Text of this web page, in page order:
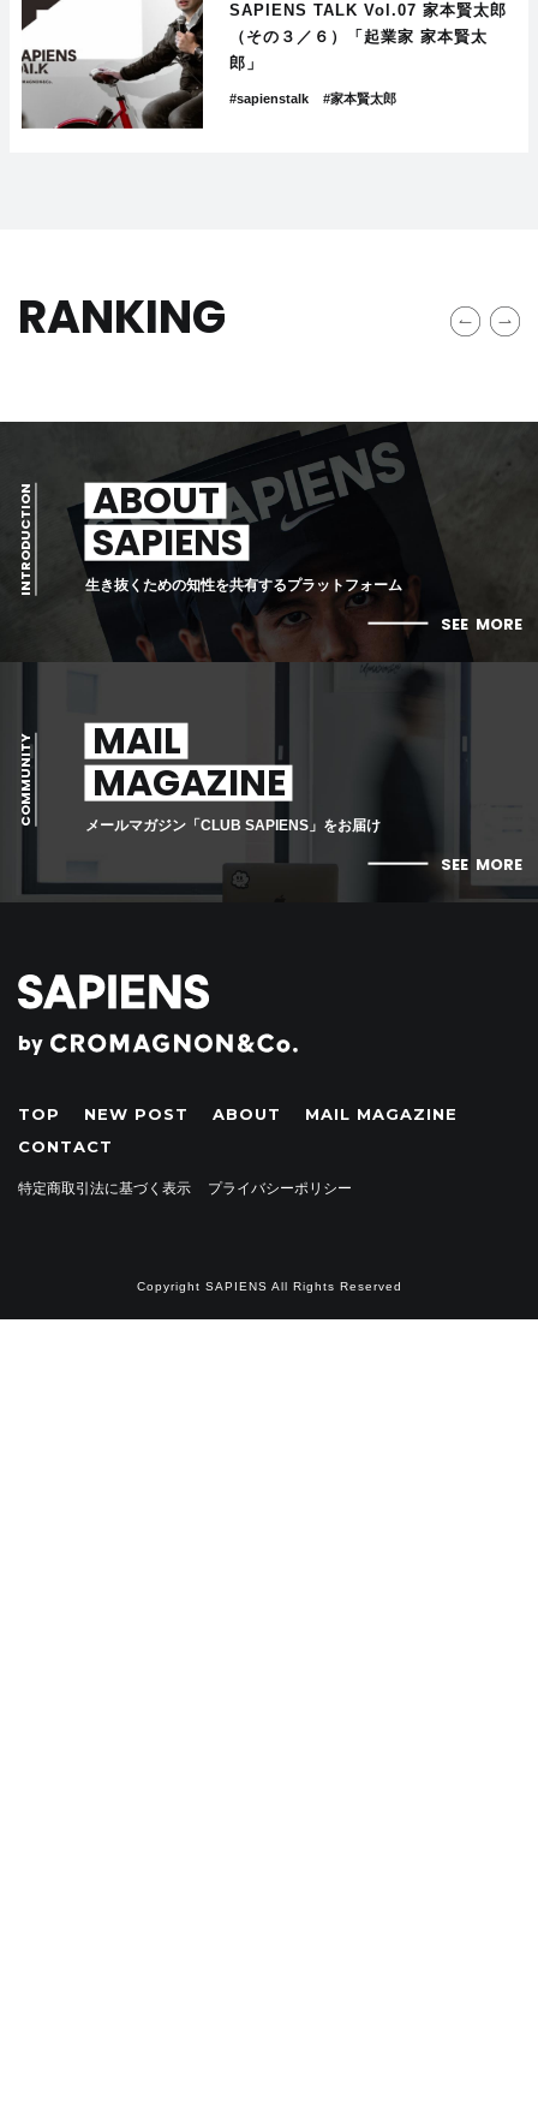
SAPIENS TALK Vol.07 家本賢太郎
（その３／６）「起業家 家本賢太
郎」
#sapienstalk #家本賢太郎
RANKING
INTRODUCTION
ABOUT
SAPIENS
生き抜くための知性を共有するプラットフォーム
SEE MORE
COMMUNITY
MAIL
MAGAZINE
メールマガジン「CLUB SAPIENS」をお届け
SEE MORE
by
TOP NEW POST ABOUT
MAIL MAGAZINE
CONTACT
特定商取引法に基づく表示 プライバシーポリシー
Copyright SAPIENS All Rights Reserved